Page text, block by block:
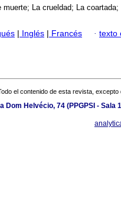
muerte; La crueldad; La coartada;
| Inglés | Francés · texto
el contenido de esta revista,
Dom Helvécio, 74 (PPGPSI - Sala